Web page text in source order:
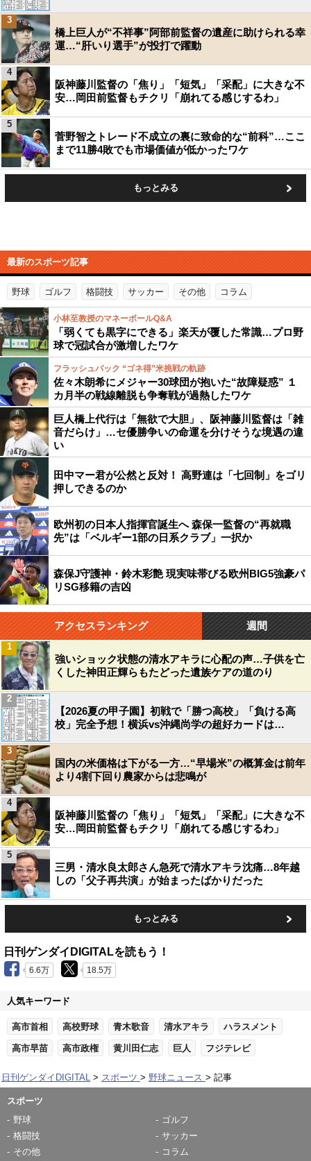
橋上巨人が“不祥事”阿部前監督の遺産に助けられる幸
運…“肝いり選手”が投打で躍動
3
阪神藤川監督の「焦り」「短気」「采配」に大きな不
安…岡田前監督もチクリ「崩れてる感じするわ」
4
菅野智之トレード不成立の裏に致命的な“前科”…ここ
まで11勝4敗でも市場価値が低かったワケ
5
もっとみる
最新のスポーツ記事
野球 ゴルフ 格闘技 サッカー その他 コラム
小林至教授のマネーボールQ&A
「弱くても黒字にできる」楽天が覆した常識…プロ野
球で冠試合が激増したワケ
フラッシュバック “ゴネ得”米挑戦の軌跡
佐々木朗希にメジャー30球団が抱いた“故障疑惑” １
カ月半の戦線離脱も争奪戦が過熱したワケ
巨人橋上代行は「無欲で大胆」、阪神藤川監督は「雑
音だらけ」…セ優勝争いの命運を分けそうな境遇の違
い
田中マー君が公然と反対！ 高野連は「七回制」をゴリ
押しできるのか
欧州初の日本人指揮官誕生へ 森保一監督の“再就職
先”は「ベルギー1部の日系クラブ」一択か
森保J守護神・鈴木彩艶 現実味帯びる欧州BIG5強豪パ
リSG移籍の吉凶
アクセスランキング 週間
強いショック状態の清水アキラに心配の声…子供を亡
くした神田正輝らもたどった遺族ケアの道のり
1
【2026夏の甲子園】初戦で「勝つ高校」「負ける高
校」完全予想！横浜vs沖縄尚学の超好カードは…
2
国内の米価格は下がる一方…“早場米”の概算金は前年
より4割下回り農家からは悲鳴が
3
阪神藤川監督の「焦り」「短気」「采配」に大きな不
安…岡田前監督もチクリ「崩れてる感じするわ」
4
三男・清水良太郎さん急死で清水アキラ沈痛…8年越
しの「父子再共演」が始まったばかりだった
5
もっとみる
日刊ゲンダイDIGITALを読もう！
6.6万 18.5万
人気キーワード
高市首相 高校野球 青木歌音 清水アキラ ハラスメント
高市早苗 高市政権 黄川田仁志 巨人 フジテレビ
日刊ゲンダイDIGITAL スポーツ 野球ニュース 記事
スポーツ
野球
ゴルフ
格闘技
サッカー
その他
コラム